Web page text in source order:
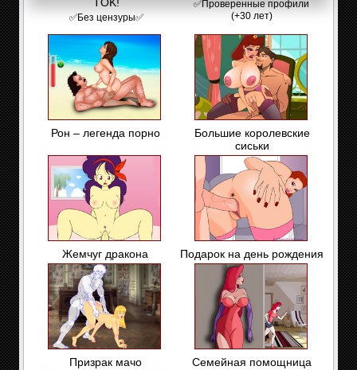
✅Без цензуры✅
✅Проверенные профили
(+30 лет)
Рон – легенда порно
Большие королевские
сиськи
Жемчуг дракона Подарок на день рождения
Призрак мачо Семейная помощница